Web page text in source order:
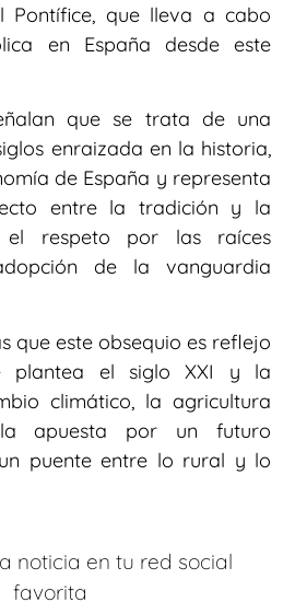
Pontífice, que lleva a cabo
en España desde este
que se trata de una
enraizada en la historia,
de España y representa
entre la tradición y la
el respeto por las raíces
de la vanguardia
que este obsequio es reflejo
plantea el siglo XXI y la
climático, la agricultura
apuesta por un futuro
puente entre lo rural y lo
noticia en tu red social
favorita